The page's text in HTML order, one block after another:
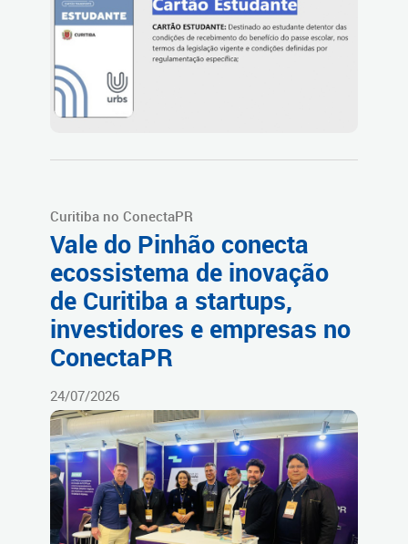
Curitiba no ConectaPR
Vale do Pinhão conecta
ecossistema de inovação
de Curitiba a startups,
investidores e empresas no
ConectaPR
24/07/2026